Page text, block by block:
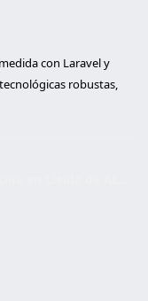
con Laravel y
robustas,